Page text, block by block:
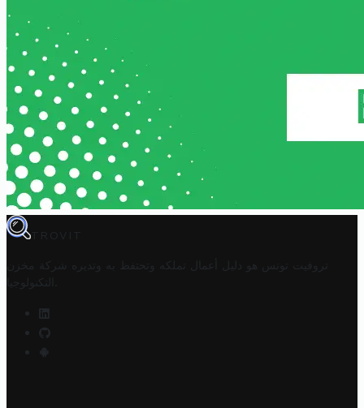
TROVIT
تروفيت تونس هو دليل أعمال تملكه وتحتفظ به وتديره
شركة مخزن
التكنولوجيا